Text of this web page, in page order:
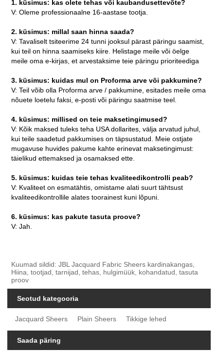
1. küsimus: kas olete tehas või kaubandusettevõte?
V: Oleme professionaalne 16-aastase tootja.
2. küsimus: millal saan hinna saada?
V: Tavaliselt tsiteerime 24 tunni jooksul pärast päringu saamist,
kui teil on hinna saamiseks kiire. Helistage meile või öelge
meile oma e-kirjas, et arvestaksime teie päringu prioriteediga
3. küsimus: kuidas mul on Proforma arve või pakkumine?
V: Teil võib olla Proforma arve / pakkumine, esitades meile oma
nõuete loetelu faksi, e-posti või päringu saatmise teel.
4. küsimus: millised on teie maksetingimused?
V: Kõik maksed tuleks teha USA dollarites, välja arvatud juhul,
kui teile saadetud pakkumises on täpsustatud. Meie ostjate
mugavuse huvides pakume kahte erinevat maksetingimust:
täielikud ettemaksed ja osamaksed ette.
5. küsimus: kuidas teie tehas kvaliteedikontrolli peab?
V: Kvaliteet on esmatähtis, omistame alati suurt tähtsust
kvaliteedikontrollile alates toorainest kuni lõpuni.
6. küsimus: kas pakute tasuta proove?
V: Jah.
Kuumad sildid: JBL Jacquard Fabric Sheers kardinakangas,
Hiina, tootjad, tarnijad, tehas, hulgimüük, kohandatud, tasuta
proov
Seotud kategooria
Jacquard Sheers Plain Sheers Tikkige lehed
Saada päring